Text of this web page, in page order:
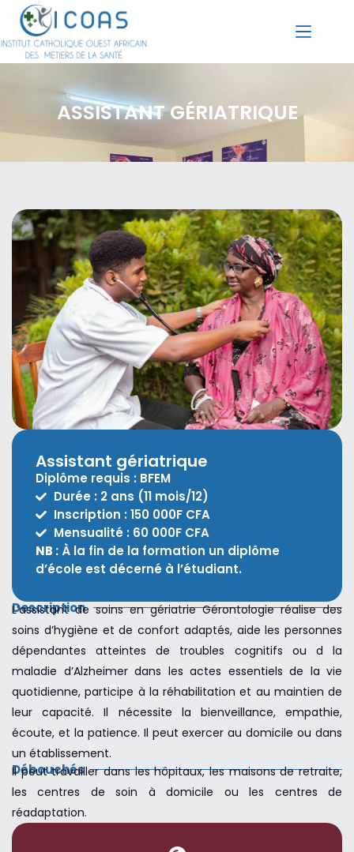
ASSISTANT GÉRIATRIQUE
Assistant gériatrique
Diplôme requis : BFEM
Durée : 2 ans (11 mois/12)
Inscription : 150 000F CFA
Mensualité : 60 000F CFA
NB : À la fin de la formation un diplôme
d’école est décerné à l’étudiant.
Description
L’assistant de soins en gériatrie Gérontologie réalise des
soins d’hygiène et de confort adaptés, aide les personnes
dépendantes atteintes de troubles cognitifs ou d la
maladie d’Alzheimer dans les actes essentiels de la vie
quotidienne, participe à la réhabilitation et au maintien de
leur capacité. Il nécessite la bienveillance, empathie,
écoute, et la patience. Il peut exercer au domicile ou dans
un établissement.
Débouchés
Il peut travailler dans les hôpitaux, les maisons de retraite,
les centres de soin à domicile ou les centres de
réadaptation.